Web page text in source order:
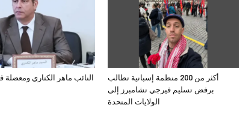
أكثر من 200 منظمة إسبانية تطالب
برفض تسليم فيرجي تشامبرز إلى
الولايات المتحدة